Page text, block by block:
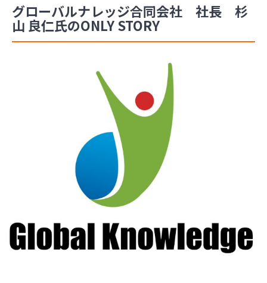
グローバルナレッジ合同会社 社長 杉
山 良仁氏のONLY STORY